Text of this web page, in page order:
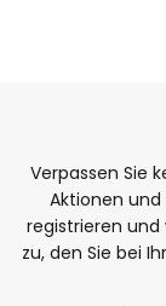
Verpassen Sie
Aktionen
registrieren und
zu, den Sie bei